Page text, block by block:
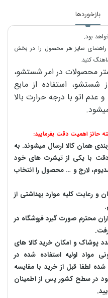
بازخوردها
بود.
راهنمای سایز هر محصول را در بخش
کنید.
محصولات در امر شستشو،
استفاده از مایع
گرم کمتر از ۳۰ درجه و عدم اتو با درجه حرارت بالا
حائز اهمیت دقت بفرمایید:
همان کالا ارسال میشوند. به
دقت با یکی از تیشرت های خود
لارج و … محصول را انتخاب
و رعایت کلیه موارد بهداشتی از
محترم صورت گیرد فروشگاه در
پوشاک و امکان خرید کالا های
مواد اولیه استفاده شده در
لطفا قبل از خرید با مقایسه
در سطح کشور پس از اطمینان